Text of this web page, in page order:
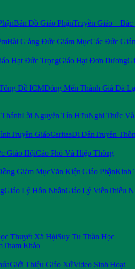
Bản Đồ Giáo PhậnTruyền Giáo –
Bài Giảng Đức Giám MụcCác Đức
Hạt Đức TrọngGiáo Hạt Đơn Dương
Đồ ICMDòng Mến Thánh Giá Đà
Lời Nguyện Tín HữuNghi Thức
Truyền GiáoCaritasDi DânTruyền
Giáo HộiCáo Phó Và Hiệp Thông
Giám MụcVăn Kiện Giáo PhậnKinh
Giáo Lý Hôn NhânGiáo Lý ViênThiếu
Thuyết Xã HộiSuy Tư Thần Học
Tham Khảo
Giới Thiệu Giáo XứVideo Sinh Hoạt